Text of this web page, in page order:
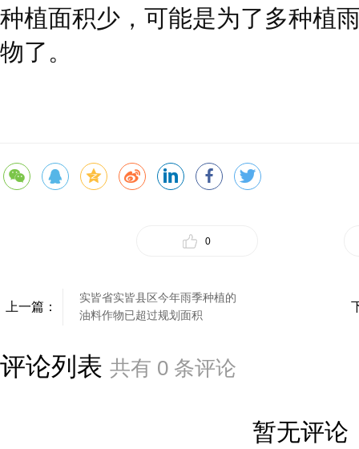
种植面积少，可能是为了多种植
物了。
0
上一篇：
实皆省实皆县区今年雨季种植的
油料作物已超过规划面积
评论列表 共有 0 条评论
暂无评论